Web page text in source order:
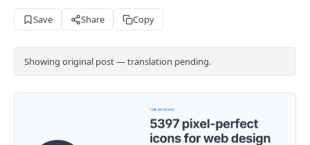
Save Share Copy
Showing original post — translation pending.